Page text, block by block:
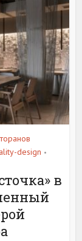
design •
в